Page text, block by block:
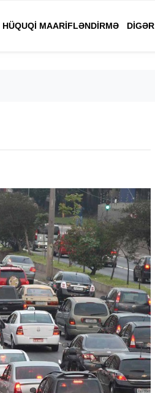
HÜQUQI MAARIFLƏNDIRMƏ DIGƏR